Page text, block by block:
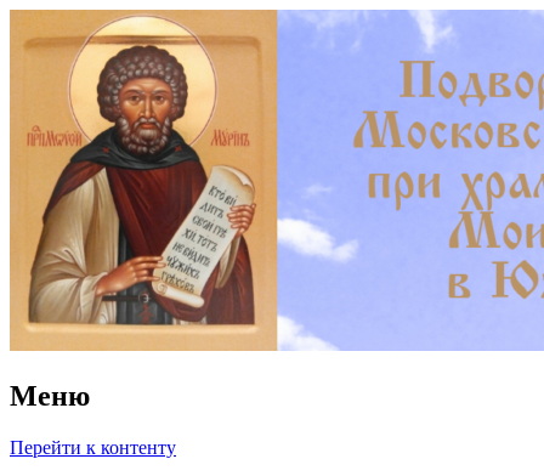
Храм преподобного Моисея
Мурина в Южном Бутове
Меню
Перейти к контенту